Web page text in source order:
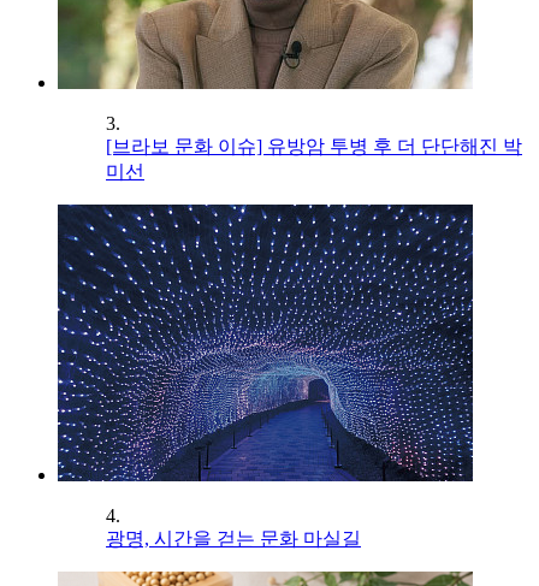
3.
[브라보 문화 이슈] 유방암 투병 후 더 단단해진 박
미선
4.
광명, 시간을 걷는 문화 마실길